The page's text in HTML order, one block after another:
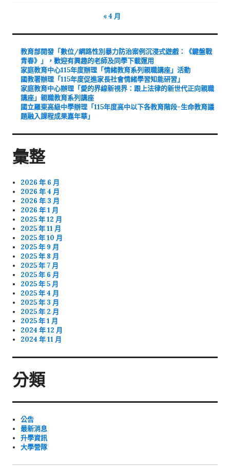
« 4 月
教育部開發「數位/網路性別暴力防治案例沉浸式遊戲：《鍵盤戰
青春》」，歡迎有興趣的老師及同學下載運用
家庭教育中心115年度辦理「情緒教育系列親職講座」活動
國教署辦理「115年度促進家長社會情緒學習知能研習」
家庭教育中心辦理「愛的界線新視界：跟上法律的新世代正向親職
講座」親職教育系列講座
國立羅東高級中學辦理「115年度高中以下各教育階段-生命教育議
題融入課程成果嘉年華」
彙整
2026 年 6 月
2026 年 4 月
2026 年 3 月
2026 年 1 月
2025 年 12 月
2025 年 11 月
2025 年 10 月
2025 年 9 月
2025 年 8 月
2025 年 7 月
2025 年 6 月
2025 年 5 月
2025 年 4 月
2025 年 3 月
2025 年 2 月
2025 年 1 月
2024 年 12 月
2024 年 11 月
分類
公告
最新消息
升學資訊
大學營隊